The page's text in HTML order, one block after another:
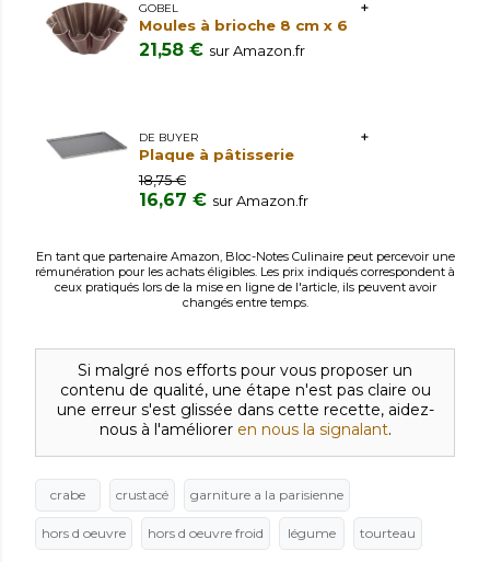
GOBEL
Moules à brioche 8 cm x 6
21,58 € sur Amazon.fr
DE BUYER
Plaque à pâtisserie
18,75 €
16,67 € sur Amazon.fr
En tant que partenaire Amazon, Bloc-Notes Culinaire peut percevoir une
rémunération pour les achats éligibles. Les prix indiqués correspondent à
ceux pratiqués lors de la mise en ligne de l'article, ils peuvent avoir
changés entre temps.
Si malgré nos efforts pour vous proposer un
contenu de qualité, une étape n'est pas claire ou
une erreur s'est glissée dans cette recette, aidez-
nous à l'améliorer en nous la signalant.
crabe crustacé garniture a la parisienne
hors d oeuvre hors d oeuvre froid légume tourteau